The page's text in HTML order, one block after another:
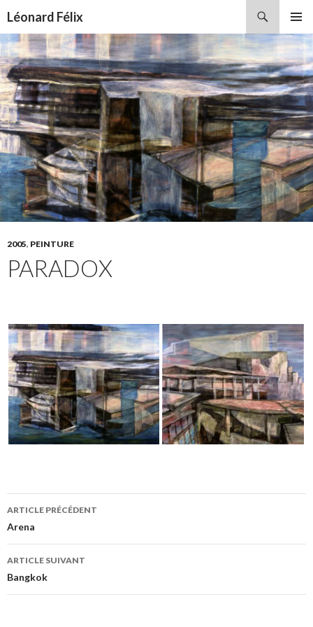
Léonard Félix
MENU
AU
CONTENU
2005, PEINTURE
PARADOX
Navigation
des
articles
ARTICLE PRÉCÉDENT
Arena
ARTICLE SUIVANT
Bangkok